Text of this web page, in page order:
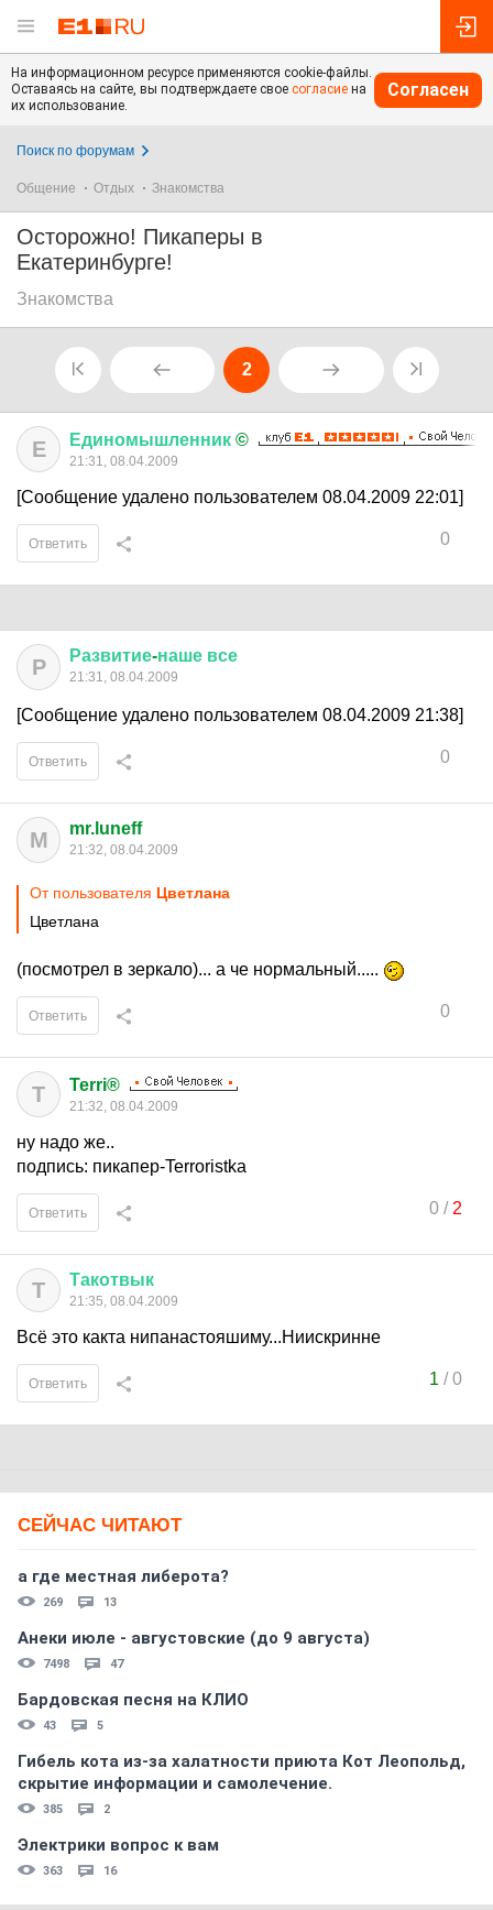
На информационном ресурсе применяются cookie-файлы.
Оставаясь на сайте, вы подтверждаете свое согласие на
их использование.
Согласен
Поиск по форумам
Общение Отдых Знакомства
Осторожно! Пикаперы в
Екатеринбурге!
Знакомства
2
Е Единомышленник ©
21:31, 08.04.2009
[Сообщение удалено пользователем 08.04.2009 22:01]
0
Ответить
Р Развитие-наше все
21:31, 08.04.2009
[Сообщение удалено пользователем 08.04.2009 21:38]
0
Ответить
M mr.luneff
21:32, 08.04.2009
От пользователя Цветлана
Цветлана
(посмотрел в зеркало)... а че нормальный.....
0
Ответить
T Terri®
21:32, 08.04.2009
ну надо же..
подпись: пикапер-Terroristka
0/ 2
Ответить
Т Такотвык
21:35, 08.04.2009
Всё это какта нипанастояшиму...Ниискринне
1 /0
Ответить
СЕЙЧАС ЧИТАЮТ
а где местная либерота?
269 13
Анеки июле - августовские (до 9 августа)
7498 47
Бардовская песня на КЛИО
43 5
Гибель кота из-за халатности приюта Кот Леопольд,
скрытиe информации и самолечение.
385 2
Электрики вопрос к вам
363 16